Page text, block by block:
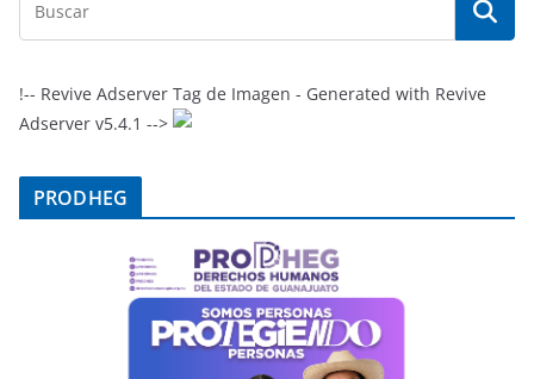
!-- Revive Adserver Tag de Imagen - Generated with Revive
Adserver v5.4.1 -->
PRODHEG